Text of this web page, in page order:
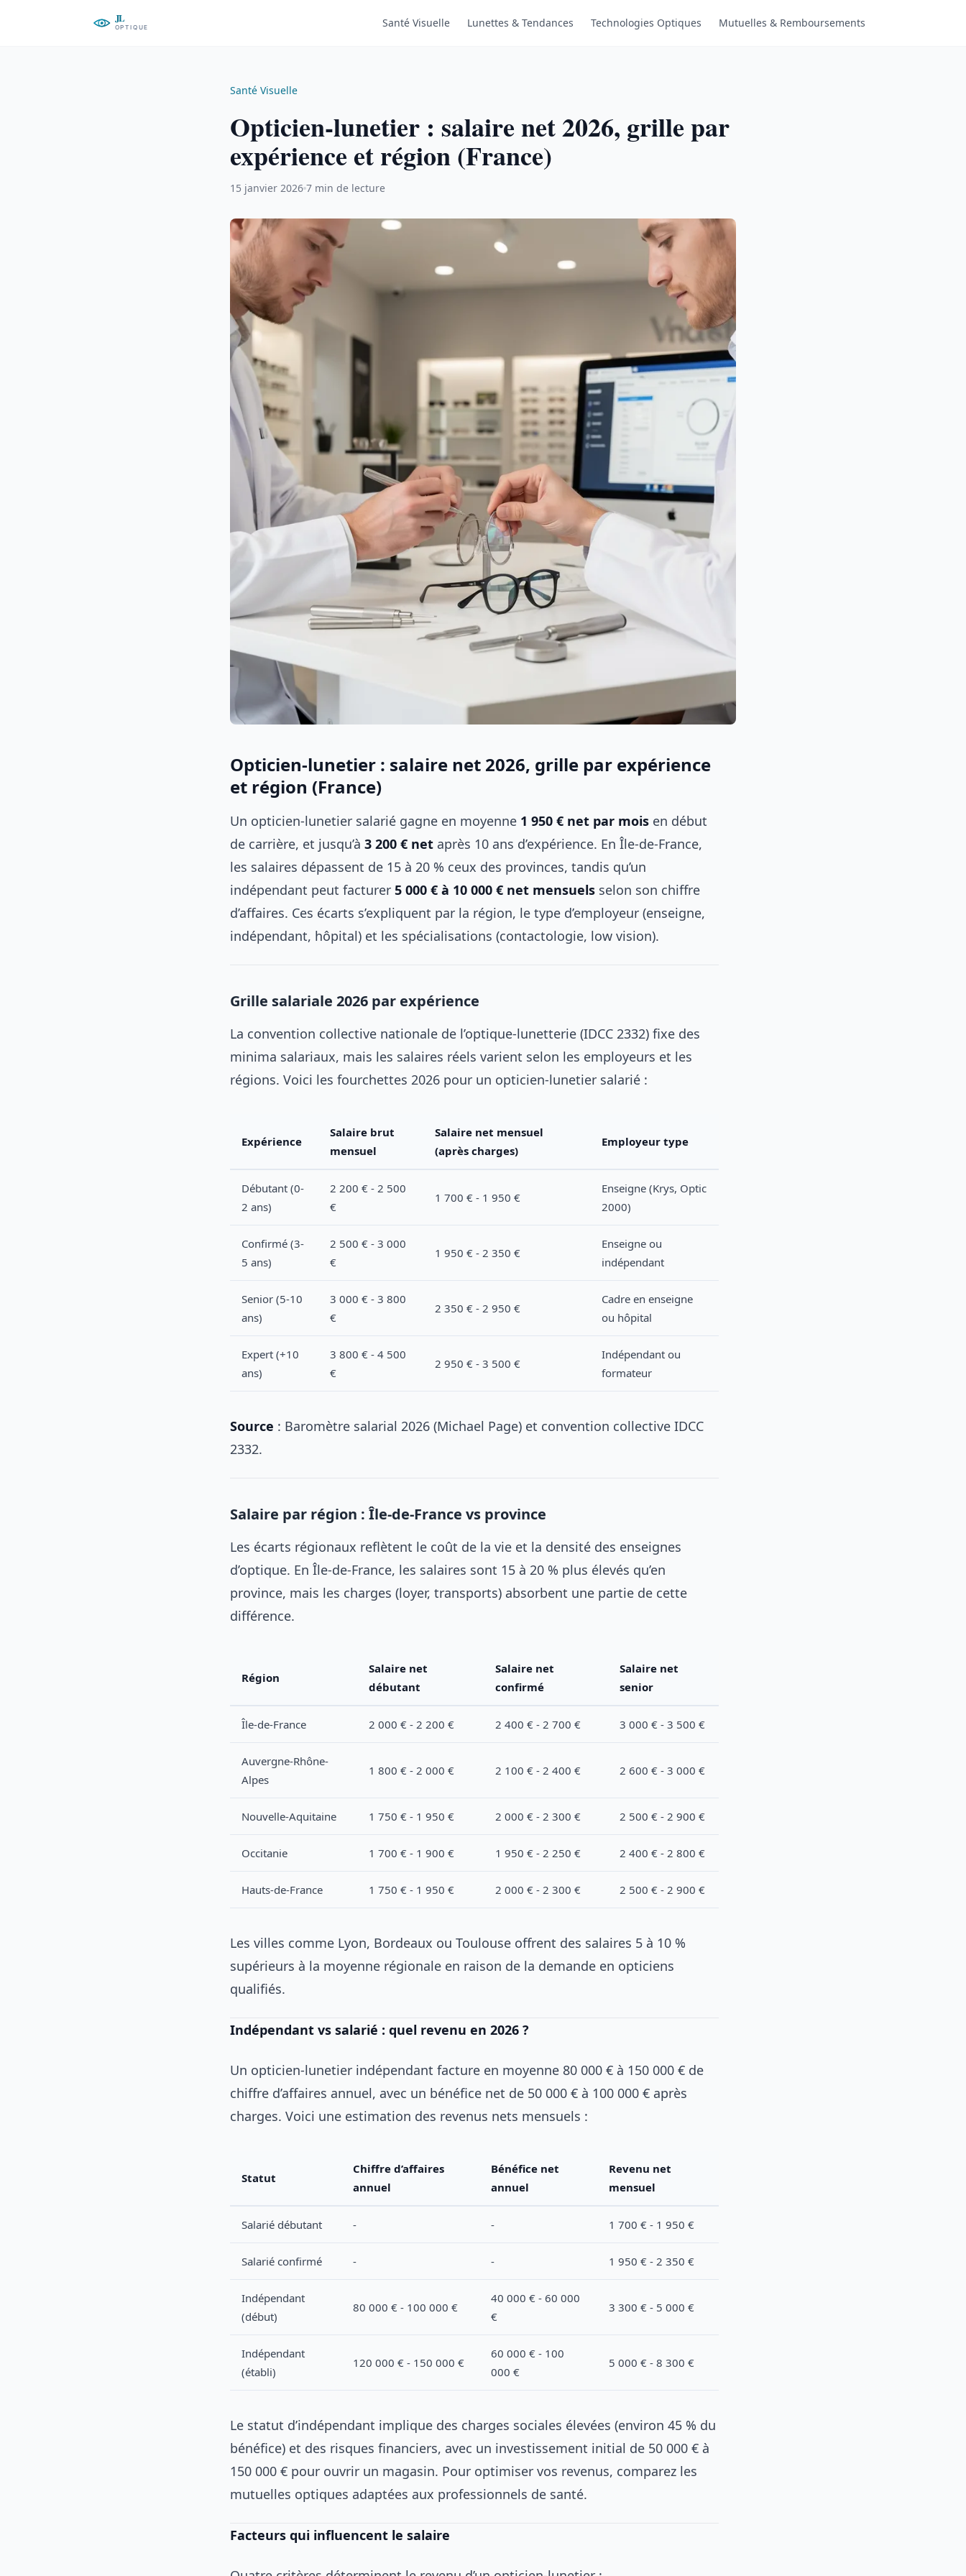
Santé Visuelle Lunettes & Tendances Technologies Optiques Mutuelles & Remboursements
Santé Visuelle
Opticien-lunetier : salaire net 2026, grille par
expérience et région (France)
15 janvier 2026 7 min de lecture
Opticien-lunetier : salaire net 2026, grille par expérience
et région (France)
Un opticien-lunetier salarié gagne en moyenne 1 950 € net par mois en début
de carrière, et jusqu’à 3 200 € net après 10 ans d’expérience. En Île-de-France,
les salaires dépassent de 15 à 20 % ceux des provinces, tandis qu’un
indépendant peut facturer 5 000 € à 10 000 € net mensuels selon son chiffre
d’affaires. Ces écarts s’expliquent par la région, le type d’employeur (enseigne,
indépendant, hôpital) et les spécialisations (contactologie, low vision).
Grille salariale 2026 par expérience
La convention collective nationale de l’optique-lunetterie (IDCC 2332) fixe des
minima salariaux, mais les salaires réels varient selon les employeurs et les
régions. Voici les fourchettes 2026 pour un opticien-lunetier salarié :
Expérience
Salaire brut
mensuel
Salaire net mensuel
(après charges)
Employeur type
Débutant (0-
2 ans)
2 200 € - 2 500
€
1 700 € - 1 950 €
Enseigne (Krys, Optic
2000)
Confirmé (3-
5 ans)
2 500 € - 3 000
€
1 950 € - 2 350 €
Enseigne ou
indépendant
Senior (5-10
ans)
3 000 € - 3 800
€
2 350 € - 2 950 €
Cadre en enseigne
ou hôpital
Expert (+10
ans)
3 800 € - 4 500
€
2 950 € - 3 500 €
Indépendant ou
formateur
Source : Baromètre salarial 2026 (Michael Page) et convention collective IDCC
2332.
Salaire par région : Île-de-France vs province
Les écarts régionaux reflètent le coût de la vie et la densité des enseignes
d’optique. En Île-de-France, les salaires sont 15 à 20 % plus élevés qu’en
province, mais les charges (loyer, transports) absorbent une partie de cette
différence.
Région
Salaire net
débutant
Salaire net
confirmé
Salaire net
senior
Île-de-France 2 000 € - 2 200 € 2 400 € - 2 700 € 3 000 € - 3 500 €
Auvergne-Rhône-
Alpes
1 800 € - 2 000 € 2 100 € - 2 400 € 2 600 € - 3 000 €
Nouvelle-Aquitaine 1 750 € - 1 950 € 2 000 € - 2 300 € 2 500 € - 2 900 €
Occitanie 1 700 € - 1 900 € 1 950 € - 2 250 € 2 400 € - 2 800 €
Hauts-de-France 1 750 € - 1 950 € 2 000 € - 2 300 € 2 500 € - 2 900 €
Les villes comme Lyon, Bordeaux ou Toulouse offrent des salaires 5 à 10 %
supérieurs à la moyenne régionale en raison de la demande en opticiens
qualifiés.
Indépendant vs salarié : quel revenu en 2026 ?
Un opticien-lunetier indépendant facture en moyenne 80 000 € à 150 000 € de
chiffre d’affaires annuel, avec un bénéfice net de 50 000 € à 100 000 € après
charges. Voici une estimation des revenus nets mensuels :
Statut
Chiffre d’affaires
annuel
Bénéfice net
annuel
Revenu net
mensuel
Salarié débutant - - 1 700 € - 1 950 €
Salarié confirmé - - 1 950 € - 2 350 €
Indépendant
(début)
80 000 € - 100 000 €
40 000 € - 60 000
€
3 300 € - 5 000 €
Indépendant
(établi)
120 000 € - 150 000 €
60 000 € - 100
000 €
5 000 € - 8 300 €
Le statut d’indépendant implique des charges sociales élevées (environ 45 % du
bénéfice) et des risques financiers, avec un investissement initial de 50 000 € à
150 000 € pour ouvrir un magasin. Pour optimiser vos revenus, comparez les
mutuelles optiques adaptées aux professionnels de santé.
Facteurs qui influencent le salaire